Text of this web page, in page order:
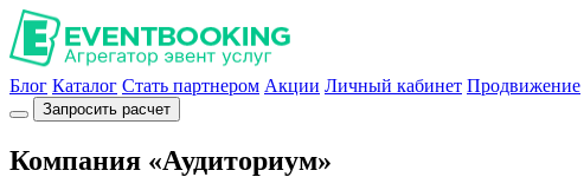
Блог Каталог Стать партнером Акции Личный кабинет Продвижение
Запросить расчет
Компания «Аудиториум»